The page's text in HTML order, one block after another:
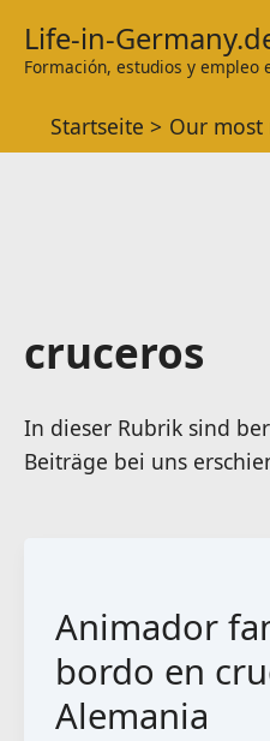
Inhalt
springen
Life-in-
Formación, estudios y empleo
Startseite Our most
cruceros
Animador
bordo en
Alemania